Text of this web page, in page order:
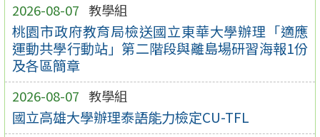
2026-08-07 教學組
桃園市政府教育局檢送國立東華大學辦理「適應
運動共學行動站」第二階段與離島場研習海報1份
及各區簡章
2026-08-07 教學組
國立高雄大學辦理泰語能力檢定CU-TFL